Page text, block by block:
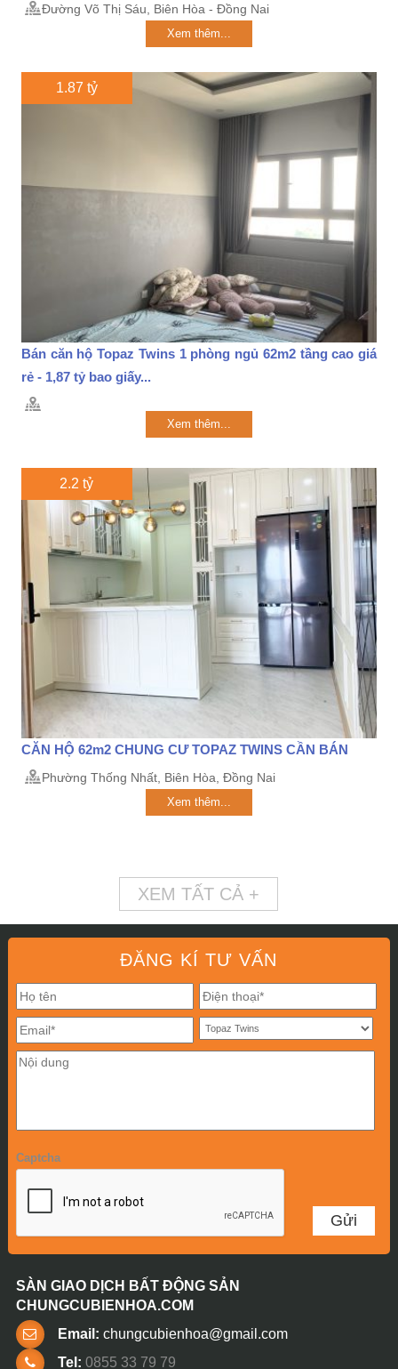
Đường Võ Thị Sáu, Biên Hòa - Đồng Nai
Xem thêm...
1.87 tỷ
Bán căn hộ Topaz Twins 1 phòng ngủ 62m2 tầng cao giá
rẻ - 1,87 tỷ bao giấy...
Xem thêm...
2.2 tỷ
CĂN HỘ 62m2 CHUNG CƯ TOPAZ TWINS CẦN BÁN
Phường Thống Nhất, Biên Hòa, Đồng Nai
Xem thêm...
XEM TẤT CẢ +
ĐĂNG KÍ TƯ VẤN
Captcha
SÀN GIAO DỊCH BẤT ĐỘNG SẢN
CHUNGCUBIENHOA.COM
Email: chungcubienhoa@gmail.com
Tel: 0855 33 79 79